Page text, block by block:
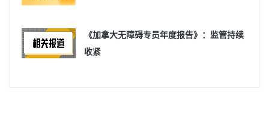
《加拿大无障碍专员年度报告》：监管持续
收紧